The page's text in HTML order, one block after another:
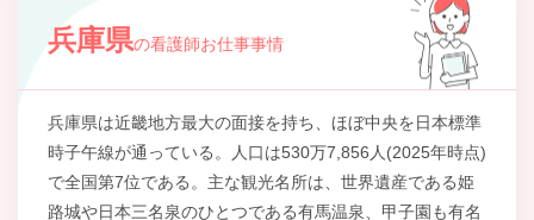
兵庫県の看護師お仕事事情
兵庫県は近畿地方最大の面接を持ち、ほぼ中央を日本標準
時子午線が通っている。人口は530万7,856人(2025年時点)
で全国第7位である。主な観光名所は、世界遺産である姫
路城や日本三名泉のひとつである有馬温泉、甲子園も有名